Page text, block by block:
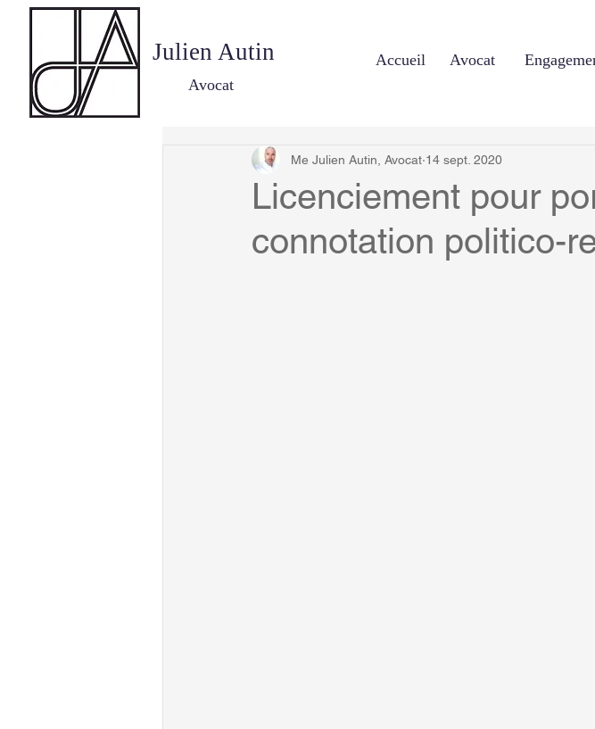
Julien Autin
Avocat
Accueil Avocat
Licenciement pour
connotation politico-
Me Julien Autin, Avocat 14 sept. 2020